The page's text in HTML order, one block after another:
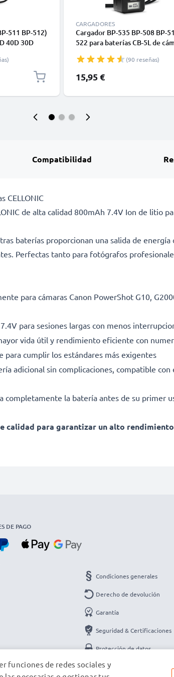
511 BP-512)
40D 30D
USB de
CARGADORES
Cargador BP-535 BP-508 BP-
522 para baterías CB-5L de
EOS 30D 300D EOS 20D EOS
G5 G1 de CELLONIC
(90 reseñas)
15,95 €
Compatibilidad
CELLONIC
de alta calidad 800mAh 7.4V Ion de litio
baterías proporcionan una salida de energía
Perfectas tanto para fotógrafos
para cámaras Canon PowerShot G10,
para sesiones largas con menos
vida útil y rendimiento eficiente con
para cumplir los estándares más exigentes
adicional sin complicaciones, compatible
la batería antes de su primer
calidad para garantizar un alto
DE PAGO
Condiciones generales
Derecho de devolución
Garantía
Seguridad & Certificaciones
Protección de datos
Datos de la empresa
funciones de redes sociales y